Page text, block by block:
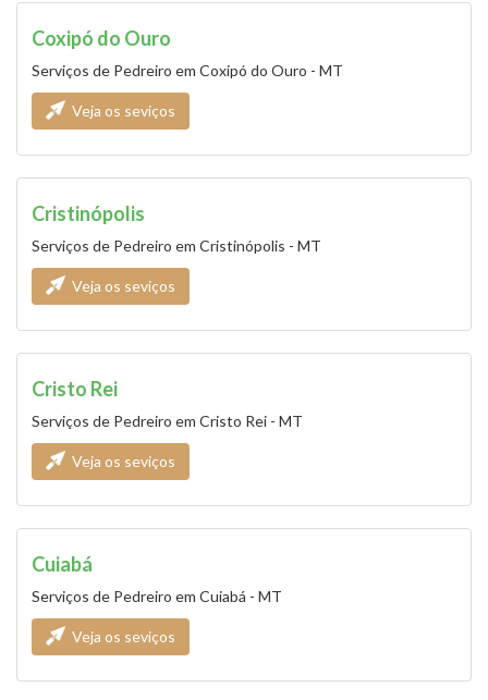
Coxipó do Ouro
Serviços de Pedreiro em Coxipó do Ouro - MT
Veja os seviços
Cristinópolis
Serviços de Pedreiro em Cristinópolis - MT
Veja os seviços
Cristo Rei
Serviços de Pedreiro em Cristo Rei - MT
Veja os seviços
Cuiabá
Serviços de Pedreiro em Cuiabá - MT
Veja os seviços